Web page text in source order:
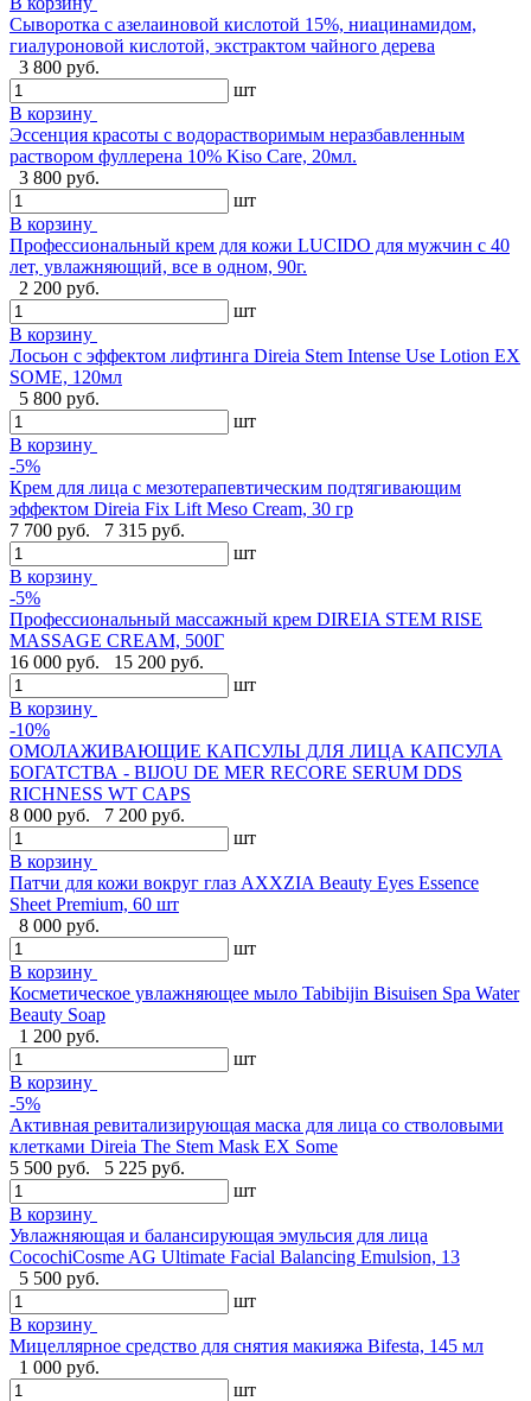
Сыворотка с азелаиновой кислотой 15%, ниацинамидом,
гиалуроновой кислотой, экстрактом чайного дерева
3 800 руб.
шт
В корзину
Эссенция красоты с водорастворимым неразбавленным
раствором фуллерена 10% Kiso Care, 20мл.
3 800 руб.
шт
В корзину
Профессиональный крем для кожи LUCIDO для мужчин с 40
лет, увлажняющий, все в одном, 90г.
2 200 руб.
шт
В корзину
Лосьон с эффектом лифтинга Direia Stem Intense Use Lotion EX
SOME, 120мл
5 800 руб.
шт
В корзину
-5%
Крем для лица с мезотерапевтическим подтягивающим
эффектом Direia Fix Lift Meso Cream, 30 гр
7 700 руб.
7 315 руб.
шт
В корзину
-5%
Профессиональный массажный крем DIREIA STEM RISE
MASSAGE CREAM, 500Г
16 000 руб.
15 200 руб.
шт
В корзину
-10%
ОМОЛАЖИВАЮЩИЕ КАПСУЛЫ ДЛЯ ЛИЦА КАПСУЛА
БОГАТСТВА - BIJOU DE MER RECORE SERUM DDS
RICHNESS WT CAPS
8 000 руб.
7 200 руб.
шт
В корзину
Патчи для кожи вокруг глаз AXXZIA Beauty Eyes Essence
Sheet Premium, 60 шт
8 000 руб.
шт
В корзину
Косметическое увлажняющее мыло Tabibijin Bisuisen Spa Water
Beauty Soap
1 200 руб.
шт
В корзину
-5%
Активная ревитализирующая маска для лица со стволовыми
клетками Direia The Stem Mask EX Some
5 500 руб.
5 225 руб.
шт
В корзину
Увлажняющая и балансирующая эмульсия для лица
CocochiCosme AG Ultimate Facial Balancing Emulsion, 13
5 500 руб.
шт
В корзину
Мицеллярное средство для снятия макияжа Bifesta, 145 мл
1 000 руб.
шт